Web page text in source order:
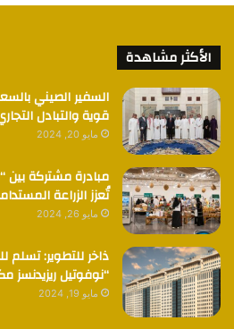
الأكثر مشاهدة
السفير الصيني
قوية والتبادل التجاري تجاوز (
مايو 20, 2024
مبادرة مشتركة
تُعزز الزراعة
مايو 26, 2024
ذاخر للتطوير:
“نوفوتيل ريزيدنسز
مايو 19, 2024